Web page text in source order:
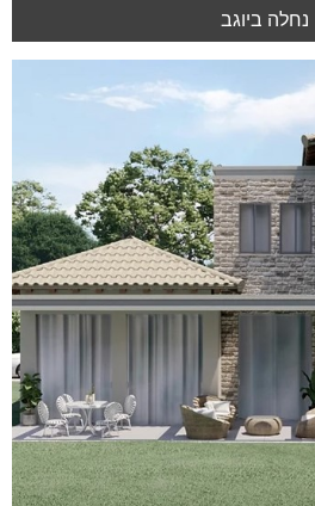
נחלה ביוגב